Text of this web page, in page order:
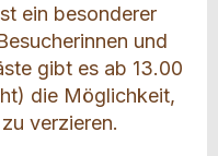
ein besonderer
und
gibt es ab 13.00
die Möglichkeit,
verzieren.